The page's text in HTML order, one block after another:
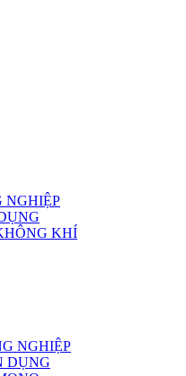
NGHIỆP
KHÍ
NGHIỆP
DỤNG